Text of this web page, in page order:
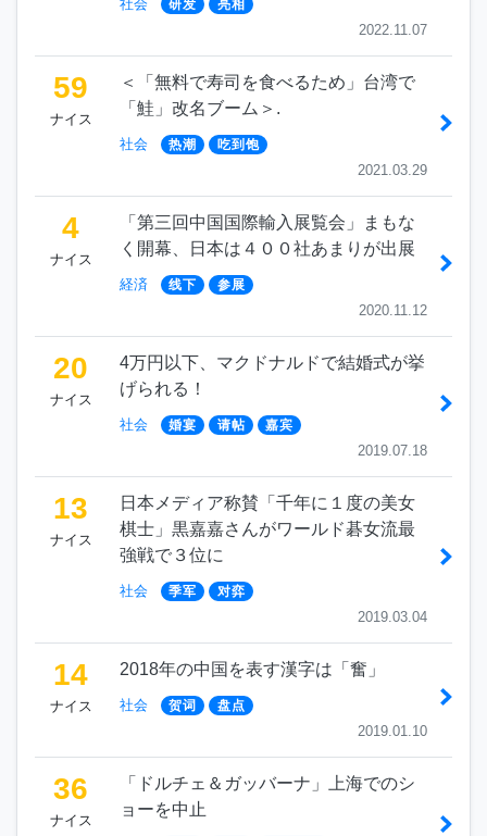
社会 研发 亮相
2022.11.07
59
ナイス
＜「無料で寿司を食べるため」台湾で
「鮭」改名ブーム＞.
社会 热潮 吃到饱
2021.03.29
4
ナイス
「第三回中国国際輸入展覧会」まもな
く開幕、日本は４００社あまりが出展
経済 线下 参展
2020.11.12
20
ナイス
4万円以下、マクドナルドで結婚式が挙
げられる！
社会 婚宴 请帖 嘉宾
2019.07.18
13
ナイス
日本メディア称賛「千年に１度の美女
棋士」黒嘉嘉さんがワールド碁女流最
強戦で３位に
社会 季军 对弈
2019.03.04
14
ナイス
2018年の中国を表す漢字は「奮」
社会 贺词 盘点
2019.01.10
36
ナイス
「ドルチェ＆ガッバーナ」上海でのシ
ョーを中止